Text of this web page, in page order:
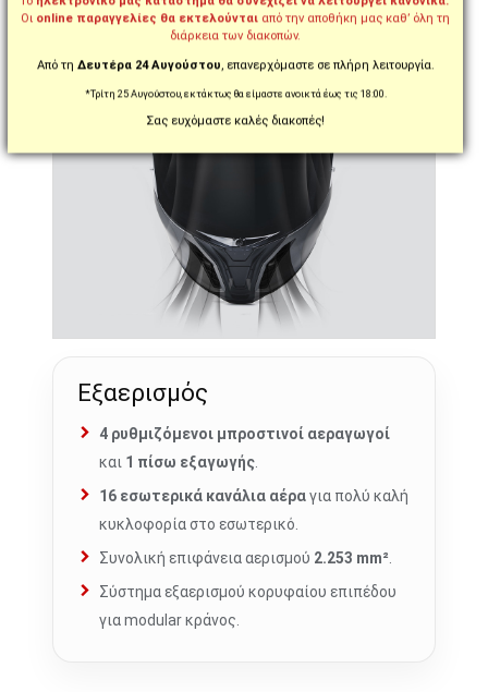
Εξαερισμός
4 ρυθμιζόμενοι μπροστινοί αεραγωγοί
και 1 πίσω εξαγωγής
16 εσωτερικά κανάλια αέραγια πολύ καλή
κυκλοφορία στο εσωτερικό.
Συνολική επιφάνεια αερισμού 2.253 mm²
Σύστημα εξαερισμού κορυφαίου επιπέδου
για modular κράνος.
Οι online παραγγελίες θα εκτελούνται από την αποθήκη μας καθ’ όλη τη
διάρκεια των διακοπών.
Από τη Δευτέρα 24 Αυγούστου, επανερχόμαστε σε πλήρη λειτουργία.
*Τρίτη 25 Αυγούστου, εκτάκτως θα είμαστε ανοικτά έως τις 18:00.
Σας ευχόμαστε καλές διακοπές!